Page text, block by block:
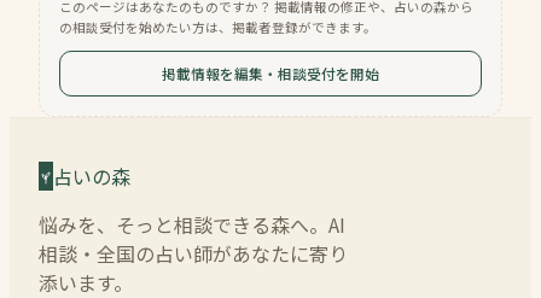
このページはあなたのものですか？ 掲載情報の修正や、占いの森から
の相談受付を始めたい方は、掲載者登録ができます。
掲載情報を編集・相談受付を開始
占いの森
悩みを、そっと相談できる森へ。AI
相談・全国の占い師があなたに寄り
添います。